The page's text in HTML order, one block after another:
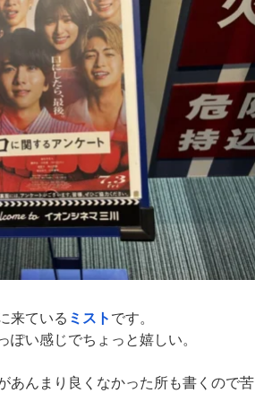
来ている ミスト です。
い感じでちょっと嬉しい。
あんまり良くなかった所も書くので苦